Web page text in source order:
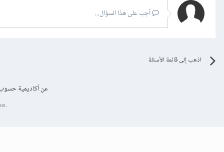
أجب على هذا السؤال...
اذهب إلى قائمة الأسئلة
عن أكاديمية